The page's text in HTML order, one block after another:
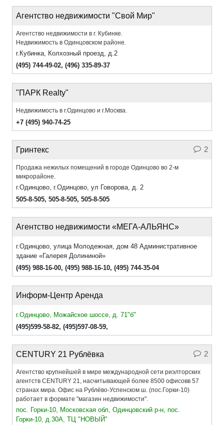
Агентство недвижимости "Свой Мир"
Агентство недвижимости в г. Кубинке.
Недвижимость в Одинцовском районе.
г.Кубинка, Колхозный проезд, д.2
(495) 744-49-02, (496) 335-89-37
"ПАРК Realty"
Недвижимость в г.Одинцово и г.Москва.
+7 (495) 940-74-25
2
Гринтекс
Продажа нежилых помещений в городе Одинцово во 2-м
микрорайоне.
г.Одинцово, г.Одинцово, ул Говорова, д. 2
505-8-505, 505-8-505, 505-8-505
Агентство недвижимости «МЕГА-АЛЬЯНС»
г.Одинцово, улица Молодежная, дом 48 Административное
здание «Галерея Долининой»
(495) 988-16-00, (495) 988-16-10, (495) 744-35-04
Информ-Центр Аренда
г.Одинцово, Можайское шоссе, д. 71"б"
(495)599-58-82, (495)597-08-59,
2
CENTURY 21 Рублёвка
Агентство крупнейшей в мире международной сети риэлторских
агентств CENTURY 21, насчитывающей более 8500 офисовв 57
странах мира. Офис на Рублёво-Успенском ш. (пос.Горки-10)
работает в формате "магазин недвижимости".
пос. Горки-10, Московская обл, Одинцовский р-н, пос.
Горки-10, д.30А, ТЦ "НОВЫЙ"